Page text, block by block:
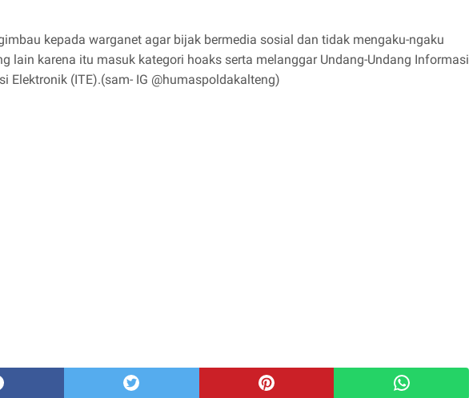
kepada warganet agar bijak bermedia sosial dan tidak mengaku-ngaku
lain karena itu masuk kategori hoaks serta melanggar Undang-Undang Informasi
Elektronik (ITE).(sam- IG @humaspoldakalteng)